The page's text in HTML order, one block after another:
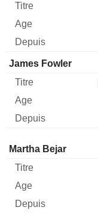
James Fowler
Administrateur
Martha Bejar